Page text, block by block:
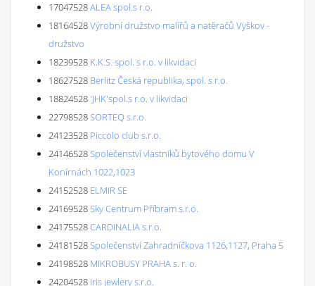
17047528ALEA spol.s r.o.
18164528Výrobní družstvo malířů a natěračů Vyškov -
družstvo
18239528 K.K.S. spol. s r.o. v likvidaci
18627528 Berlitz Česká republika, spol. s r.o.
18824528'JHK'spol.s r.o. v likvidaci
22798528SORTEQ s.r.o.
24123528 Piccolo club s.r.o.
24146528Společenství vlastníků bytového domu V
Konírnách 1022,1023
24152528 ELMIR SE
24169528Sky Centrum Příbram s.r.o.
24175528CARDINALIA s.r.o.
24181528Společenství Zahradníčkova 1126,1127, Praha 5
24198528 MIKROBUSY PRAHA s. r. o.
24204528 Iris jewlery s.r.o.